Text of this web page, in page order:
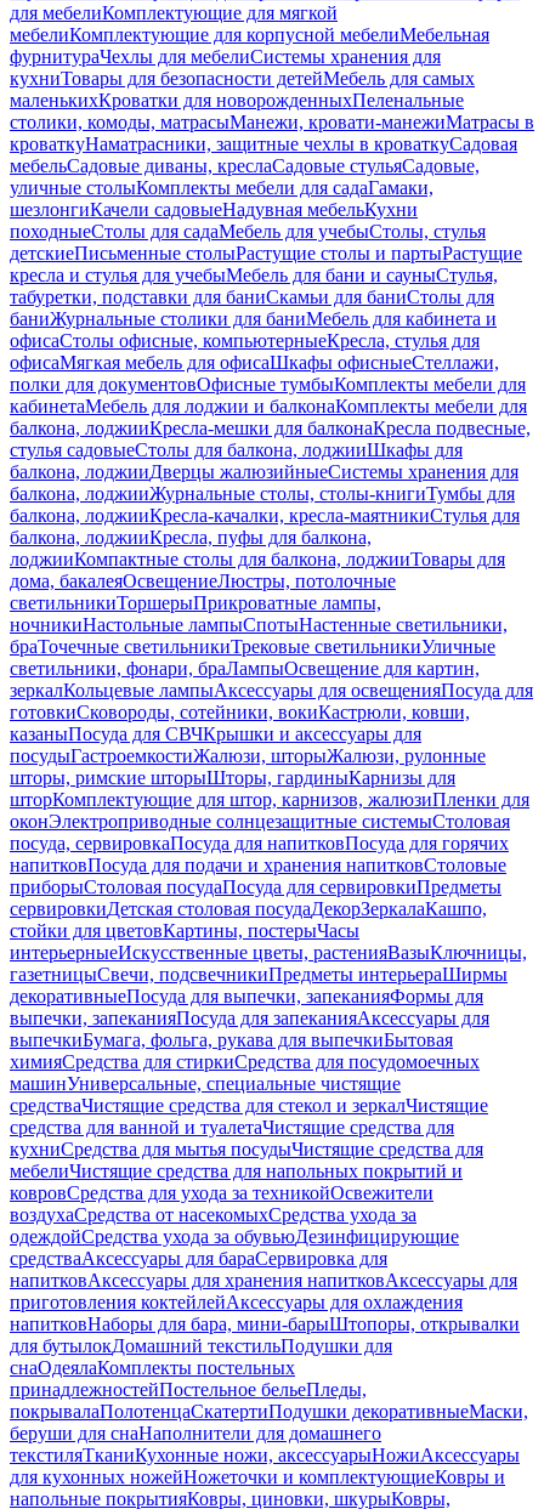
для мебелиКомплектующие для мягкой
мебелиКомплектующие для корпусной мебелиМебельная
фурнитураЧехлы для мебелиСистемы хранения для
кухниТовары для безопасности детейМебель для самых
маленькихКроватки для новорожденныхПеленальные
столики, комоды, матрасыМанежи, кровати-манежиМатрасы в
кроваткуНаматрасники, защитные чехлы в кроваткуСадовая
мебельСадовые диваны, креслаСадовые стульяСадовые,
уличные столыКомплекты мебели для садаГамаки,
шезлонгиКачели садовыеНадувная мебельКухни
походныеСтолы для садаМебель для учебыСтолы, стулья
детскиеПисьменные столыРастущие столы и партыРастущие
кресла и стулья для учебыМебель для бани и сауныСтулья,
табуретки, подставки для баниСкамьи для баниСтолы для
баниЖурнальные столики для баниМебель для кабинета и
офисаСтолы офисные, компьютерныеКресла, стулья для
офисаМягкая мебель для офисаШкафы офисныеСтеллажи,
полки для документовОфисные тумбыКомплекты мебели для
кабинетаМебель для лоджии и балконаКомплекты мебели для
балкона, лоджииКресла-мешки для балконаКресла подвесные,
стулья садовыеСтолы для балкона, лоджииШкафы для
балкона, лоджииДверцы жалюзийныеСистемы хранения для
балкона, лоджииЖурнальные столы, столы-книгиТумбы для
балкона, лоджииКресла-качалки, кресла-маятникиСтулья для
балкона, лоджииКресла, пуфы для балкона,
лоджииКомпактные столы для балкона, лоджииТовары для
дома, бакалеяОсвещениеЛюстры, потолочные
светильникиТоршерыПрикроватные лампы,
ночникиНастольные лампыСпотыНастенные светильники,
браТочечные светильникиТрековые светильникиУличные
светильники, фонари, браЛампыОсвещение для картин,
зеркалКольцевые лампыАксессуары для освещенияПосуда для
готовкиСковороды, сотейники, вокиКастрюли, ковши,
казаныПосуда для СВЧКрышки и аксессуары для
посудыГастроемкостиЖалюзи, шторыЖалюзи, рулонные
шторы, римские шторыШторы, гардиныКарнизы для
шторКомплектующие для штор, карнизов, жалюзиПленки для
оконЭлектроприводные солнцезащитные системыСтоловая
посуда, сервировкаПосуда для напитковПосуда для горячих
напитковПосуда для подачи и хранения напитковСтоловые
приборыСтоловая посудаПосуда для сервировкиПредметы
сервировкиДетская столовая посудаДекорЗеркалаКашпо,
стойки для цветовКартины, постерыЧасы
интерьерныеИскусственные цветы, растенияВазыКлючницы,
газетницыСвечи, подсвечникиПредметы интерьераШирмы
декоративныеПосуда для выпечки, запеканияФормы для
выпечки, запеканияПосуда для запеканияАксессуары для
выпечкиБумага, фольга, рукава для выпечкиБытовая
химияСредства для стиркиСредства для посудомоечных
машинУниверсальные, специальные чистящие
средстваЧистящие средства для стекол и зеркалЧистящие
средства для ванной и туалетаЧистящие средства для
кухниСредства для мытья посудыЧистящие средства для
мебелиЧистящие средства для напольных покрытий и
ковровСредства для ухода за техникойОсвежители
воздухаСредства от насекомыхСредства ухода за
одеждойСредства ухода за обувьюДезинфицирующие
средстваАксессуары для бараСервировка для
напитковАксессуары для хранения напитковАксессуары для
приготовления коктейлейАксессуары для охлаждения
напитковНаборы для бара, мини-барыШтопоры, открывалки
для бутылокДомашний текстильПодушки для
снаОдеялаКомплекты постельных
принадлежностейПостельное бельеПледы,
покрывалаПолотенцаСкатертиПодушки декоративныеМаски,
беруши для снаНаполнители для домашнего
текстиляТканиКухонные ножи, аксессуарыНожиАксессуары
для кухонных ножейНожеточки и комплектующиеКовры и
напольные покрытияКовры, циновки, шкурыКовры,